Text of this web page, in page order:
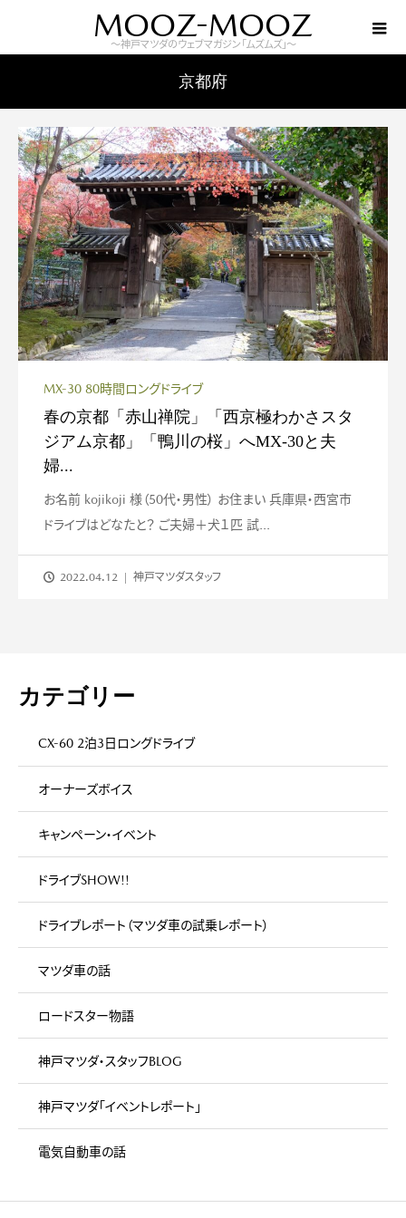
MOOZ-MOOZ
～神戸マツダのウェブマガジン「ムズムズ」～
京都府
MX-30 80時間ロングドライブ
春の京都「赤山禅院」「西京極わかさスタ
ジアム京都」「鴨川の桜」へMX-30と夫
婦...
お名前 kojikoji 様（50代・男性） お住まい 兵庫県・西宮市
ドライブはどなたと？ ご夫婦＋犬１匹 試...
2022.04.12 神戸マツダスタッフ
カテゴリー
CX-60 2泊3日ロングドライブ
オーナーズボイス
キャンペーン・イベント
ドライブSHOW!!
ドライブレポート（マツダ車の試乗レポート）
マツダ車の話
ロードスター物語
神戸マツダ・スタッフBLOG
神戸マツダ「イベントレポート」
電気自動車の話